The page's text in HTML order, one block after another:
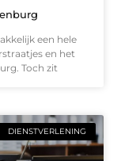
een hele
en het
Toch zit
DIENSTVERLENING